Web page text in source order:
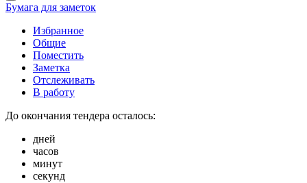
Бумага для заметок
Избранное
Общие
Поместить
Заметка
Отслеживать
В работу
До окончания тендера осталось:
дней
часов
минут
секунд